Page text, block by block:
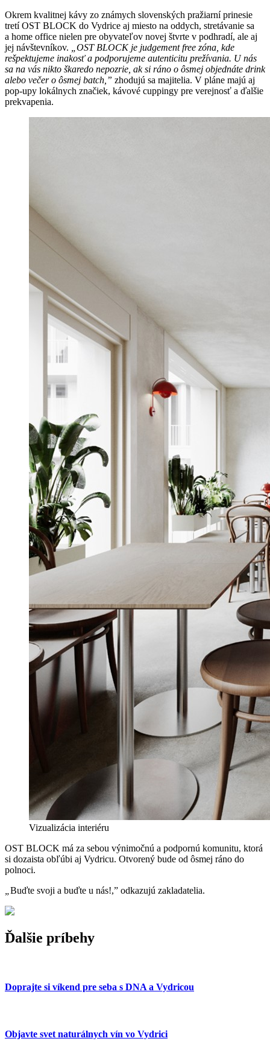
Okrem kvalitnej kávy zo známych slovenských pražiarní prinesie
tretí OST BLOCK do Vydrice aj miesto na oddych, stretávanie sa
a home office nielen pre obyvateľov novej štvrte v podhradí, ale aj
jej návštevníkov.
OST BLOCK je judgement free zóna, kde
rešpektujeme inakosť a podporujeme autenticitu prežívania. U nás
sa na vás nikto škaredo nepozrie, ak si ráno o ôsmej objednáte drink
alebo večer o ôsmej batch,” zhodujú sa majitelia. V pláne majú aj
pop-upy lokálnych značiek, kávové cuppingy pre verejnosť a ďalšie
prekvapenia.
Vizualizácia interiéru
OST BLOCK má za sebou výnimočnú a podpornú komunitu, ktorá
si dozaista obľúbi aj Vydricu. Otvorený bude od ôsmej ráno do
polnoci.
Buďte svoji a buďte u nás!,” odkazujú zakladatelia.
Ďalšie príbehy
Doprajte si víkend pre seba s DNA a Vydricou
Objavte svet naturálnych vín vo Vydrici